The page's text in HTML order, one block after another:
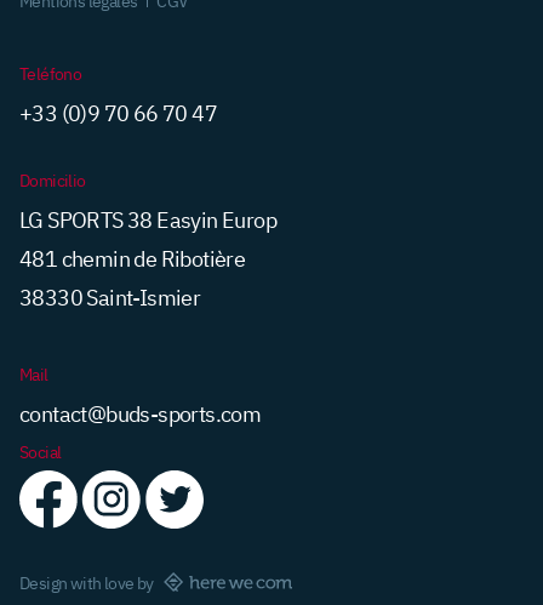
Teléfono
+33 (0)9 70 66 70 47
Domicilio
LG SPORTS 38 Easyin Europ
481 chemin de Ribotière
38330 Saint-Ismier
Mail
contact@buds-sports.com
Social
Design with love by